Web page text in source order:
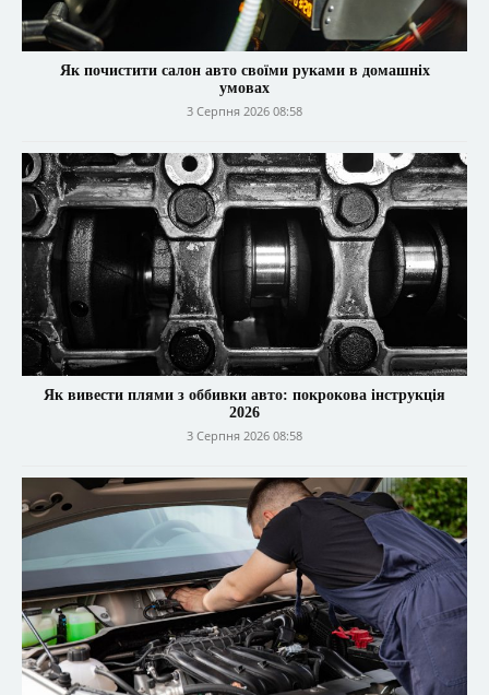
Як почистити салон авто своїми руками в домашніх
умовах
3 Серпня 2026 08:58
Як вивести плями з оббивки авто: покрокова інструкція
2026
3 Серпня 2026 08:58